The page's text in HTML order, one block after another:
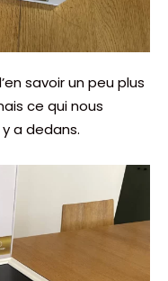
savoir un peu plus
ce qui nous
a dedans.